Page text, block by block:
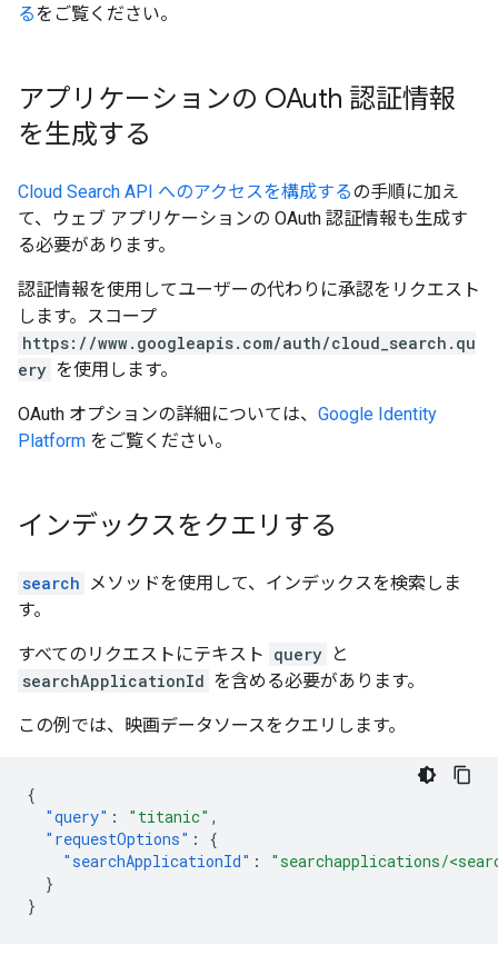
るをご覧ください。
アプリケーションの OAuth 認証情報
を生成する
Cloud Search API へのアクセスを構成するの手順に加え
て、ウェブ アプリケーションの OAuth 認証情報も生成す
る必要があります。
認証情報を使用してユーザーの代わりに承認をリクエスト
します。スコープ
https://www.googleapis.com/auth/cloud_search.qu
ery を使用します。
OAuth オプションの詳細については、 Google Identity
Platform をご覧ください。
インデックスをクエリする
search メソッドを使用して、インデックスを検索しま
す。
すべてのリクエストにテキスト query と
searchApplicationId を含める必要があります。
この例では、映画データソースをクエリします。
{
"query" : "titanic" ,
"requestOptions" :
{
"searchApplicationId" :
"searchapplications/
}
}